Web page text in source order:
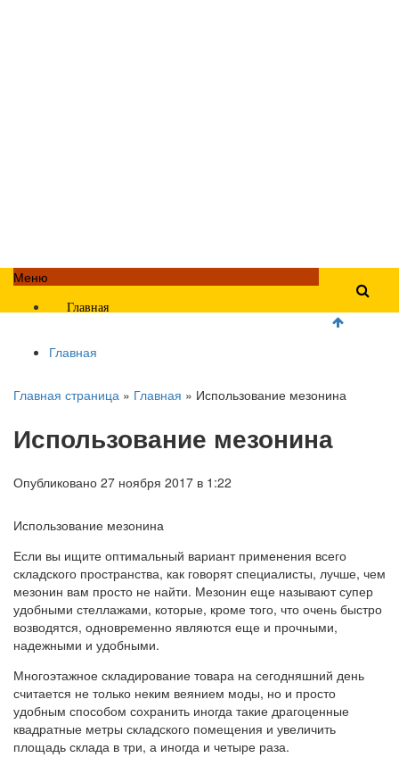
Меню
Главная
Главная
Главная страница » Главная » Использование мезонина
Использование мезонина
Опубликовано 27 ноября 2017 в 1:22
Использование мезонина
Если вы ищите оптимальный вариант применения всего
складского пространства, как говорят специалисты, лучше, чем
мезонин вам просто не найти. Мезонин еще называют супер
удобными стеллажами, которые, кроме того, что очень быстро
возводятся, одновременно являются еще и прочными,
надежными и удобными.
Многоэтажное складирование товара на сегодняшний день
считается не только неким веянием моды, но и просто
удобным способом сохранить иногда такие драгоценные
квадратные метры складского помещения и увеличить
площадь склада в три, а иногда и четыре раза.